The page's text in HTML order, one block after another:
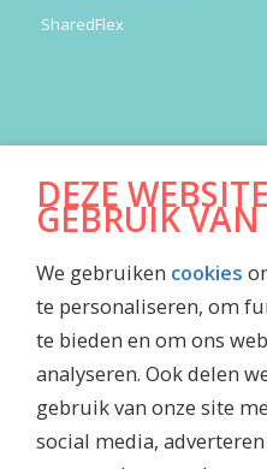
DEZE
GEBRUIK
We gebruiken cookies
te personaliseren, om
te bieden en om ons
analyseren. Ook delen
gebruik van onze site
social media, adverteren
SharedFlex
Algemene Voorwaarden
Inkoopvoorwaarden
Maatschappelijk jaarverslag
Jubileummagazine